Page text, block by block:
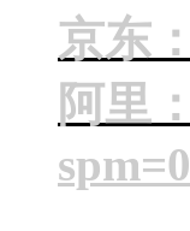
京东：
阿里：